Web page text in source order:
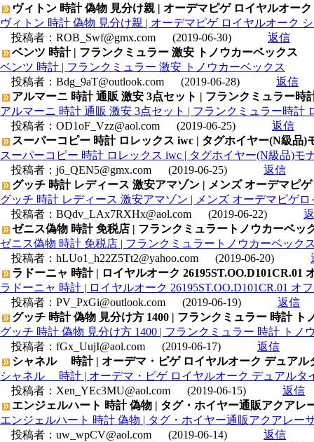
ヴィトン 時計 偽物 見分け親 | オーデマピゲ ロイヤルオー
ヴィトン 時計 偽物 見分け親 | オーデマピゲ ロイヤルオーク
投稿者： ROB_Swf@gmx.com (2019-06-30)
返信
ベンツ 時計 | フランクミュラー 激安 トノウカーベックス
ベンツ 時計 | フランクミュラー 激安 トノウカーベックス
投稿者： Bdg_9aT@outlook.com (2019-06-28)
返信
アルマーニ 時計 通販 激安 3点セット | フランクミュラー
アルマーニ 時計 通販 激安 3点セット | フランクミュラー時計
投稿者： OD1oF_Vzz@aol.com (2019-06-25)
返信
スーパーコピー 時計 ロレックス iwc | タグホイヤー(N級品)
スーパーコピー 時計 ロレックス iwc | タグホイヤー(N級品)モ
投稿者： j6_QEN5@gmx.com (2019-06-25)
返信
グッチ 時計 レディース 激安アマゾン | メンズ オーデマピ
グッチ 時計 レディース 激安アマゾン | メンズ オーデマピゲ
投稿者： BQdv_LAx7RXHx@aol.com (2019-06-22)
ゼニス偽物 時計 免税店 | フランクミュラートノウカーベッ
ゼニス偽物 時計 免税店 | フランクミュラートノウカーベック
投稿者： hLUo1_h22Z5Tt2@yahoo.com (2019-06-20)
ラドーニャ 時計 | ロイヤルオーク
ラドーニャ 時計 | ロイヤルオーク 26195ST.OO.D101CR.01
投稿者： PV_PxGi@outlook.com (2019-06-19)
返信
グッチ 時計 偽物 見分け方 1400 | フランクミュラー 時計
グッチ 時計 偽物 見分け方 1400 | フランクミュラー 時計 ト
投稿者： fGx_UujI@aol.com (2019-06-17)
返信
シャネル 時計 | オーデマ・ピゲ ロイヤルオーク デュアル
シャネル 時計 | オーデマ・ピゲ ロイヤルオーク デュアルタ
投稿者： Xen_YEc3MU@aol.com (2019-06-15)
返信
エンジェルハート 時計 偽物 | タグ・ホイヤー通販アクア
エンジェルハート 時計 偽物 | タグ・ホイヤー通販アクアレー
投稿者： uw_wpCV@aol.com (2019-06-14)
返信